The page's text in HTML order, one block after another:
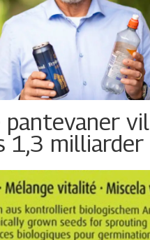
pantevaner vil
1,3 milliarder